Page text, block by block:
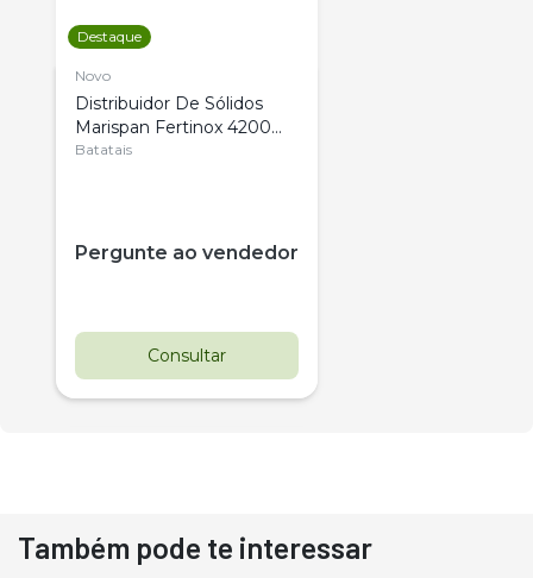
Destaque
Novo
Distribuidor De Sólidos
Marispan Fertinox 4200
Citrus
Batatais
Pergunte ao vendedor
Consultar
Destaque
Também pode te interessar